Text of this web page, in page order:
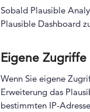
Sobald Plausible
Plausible Dashboard
Eigene Zugriffe
Wenn Sie eigene
Erweiterung das
bestimmten IP-